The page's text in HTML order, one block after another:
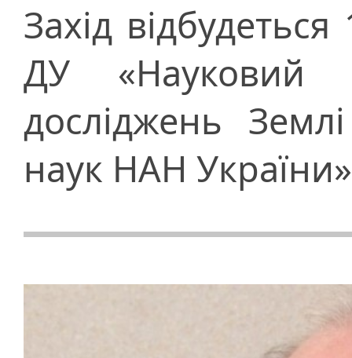
Захід
ДУ «Науковий
досліджень
наук НАН України»